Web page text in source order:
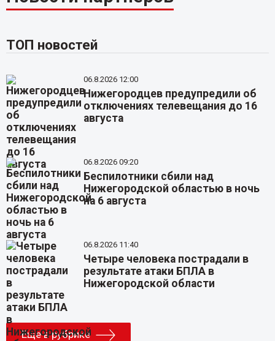
ТОП новостей
06.8.2026 12:00
Нижегородцев предупредили об
отключениях телевещания до 16
августа
06.8.2026 09:20
Беспилотники сбили над
Нижегородской областью в ночь
на 6 августа
06.8.2026 11:40
Четыре человека пострадали в
результате атаки БПЛА в
Нижегородской области
Еще в рубрике